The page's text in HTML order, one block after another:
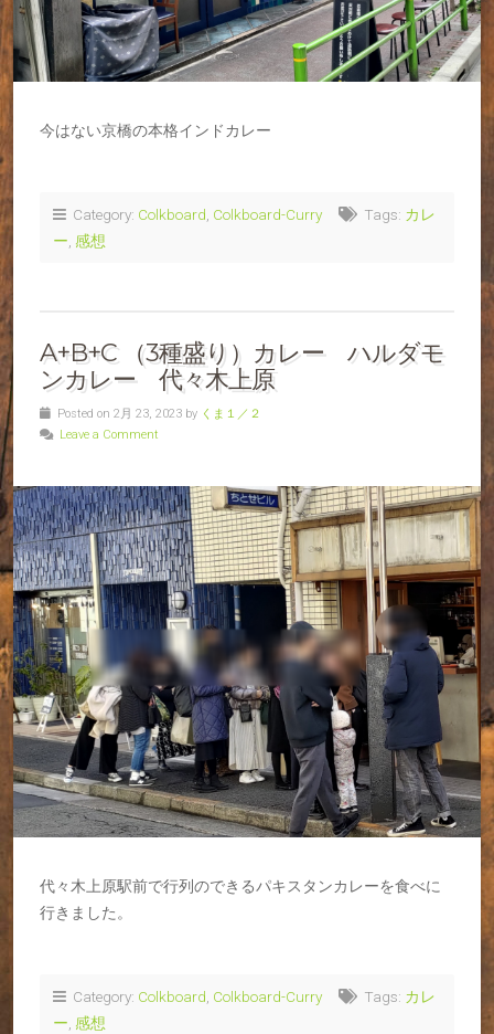
今はない京橋の本格インドカレー
Category: Colkboard Colkboard-Curry Tags: カレ
ー 感想
A+B+C （3種盛り）カレー ハルダモ
ンカレー 代々木上原
Posted on 2月 23, 2023 by くま１／２
Leave a Comment
代々木上原駅前で行列のできるパキスタンカレーを食べに
行きました。
Category: Colkboard Colkboard-Curry Tags: カレ
ー 感想